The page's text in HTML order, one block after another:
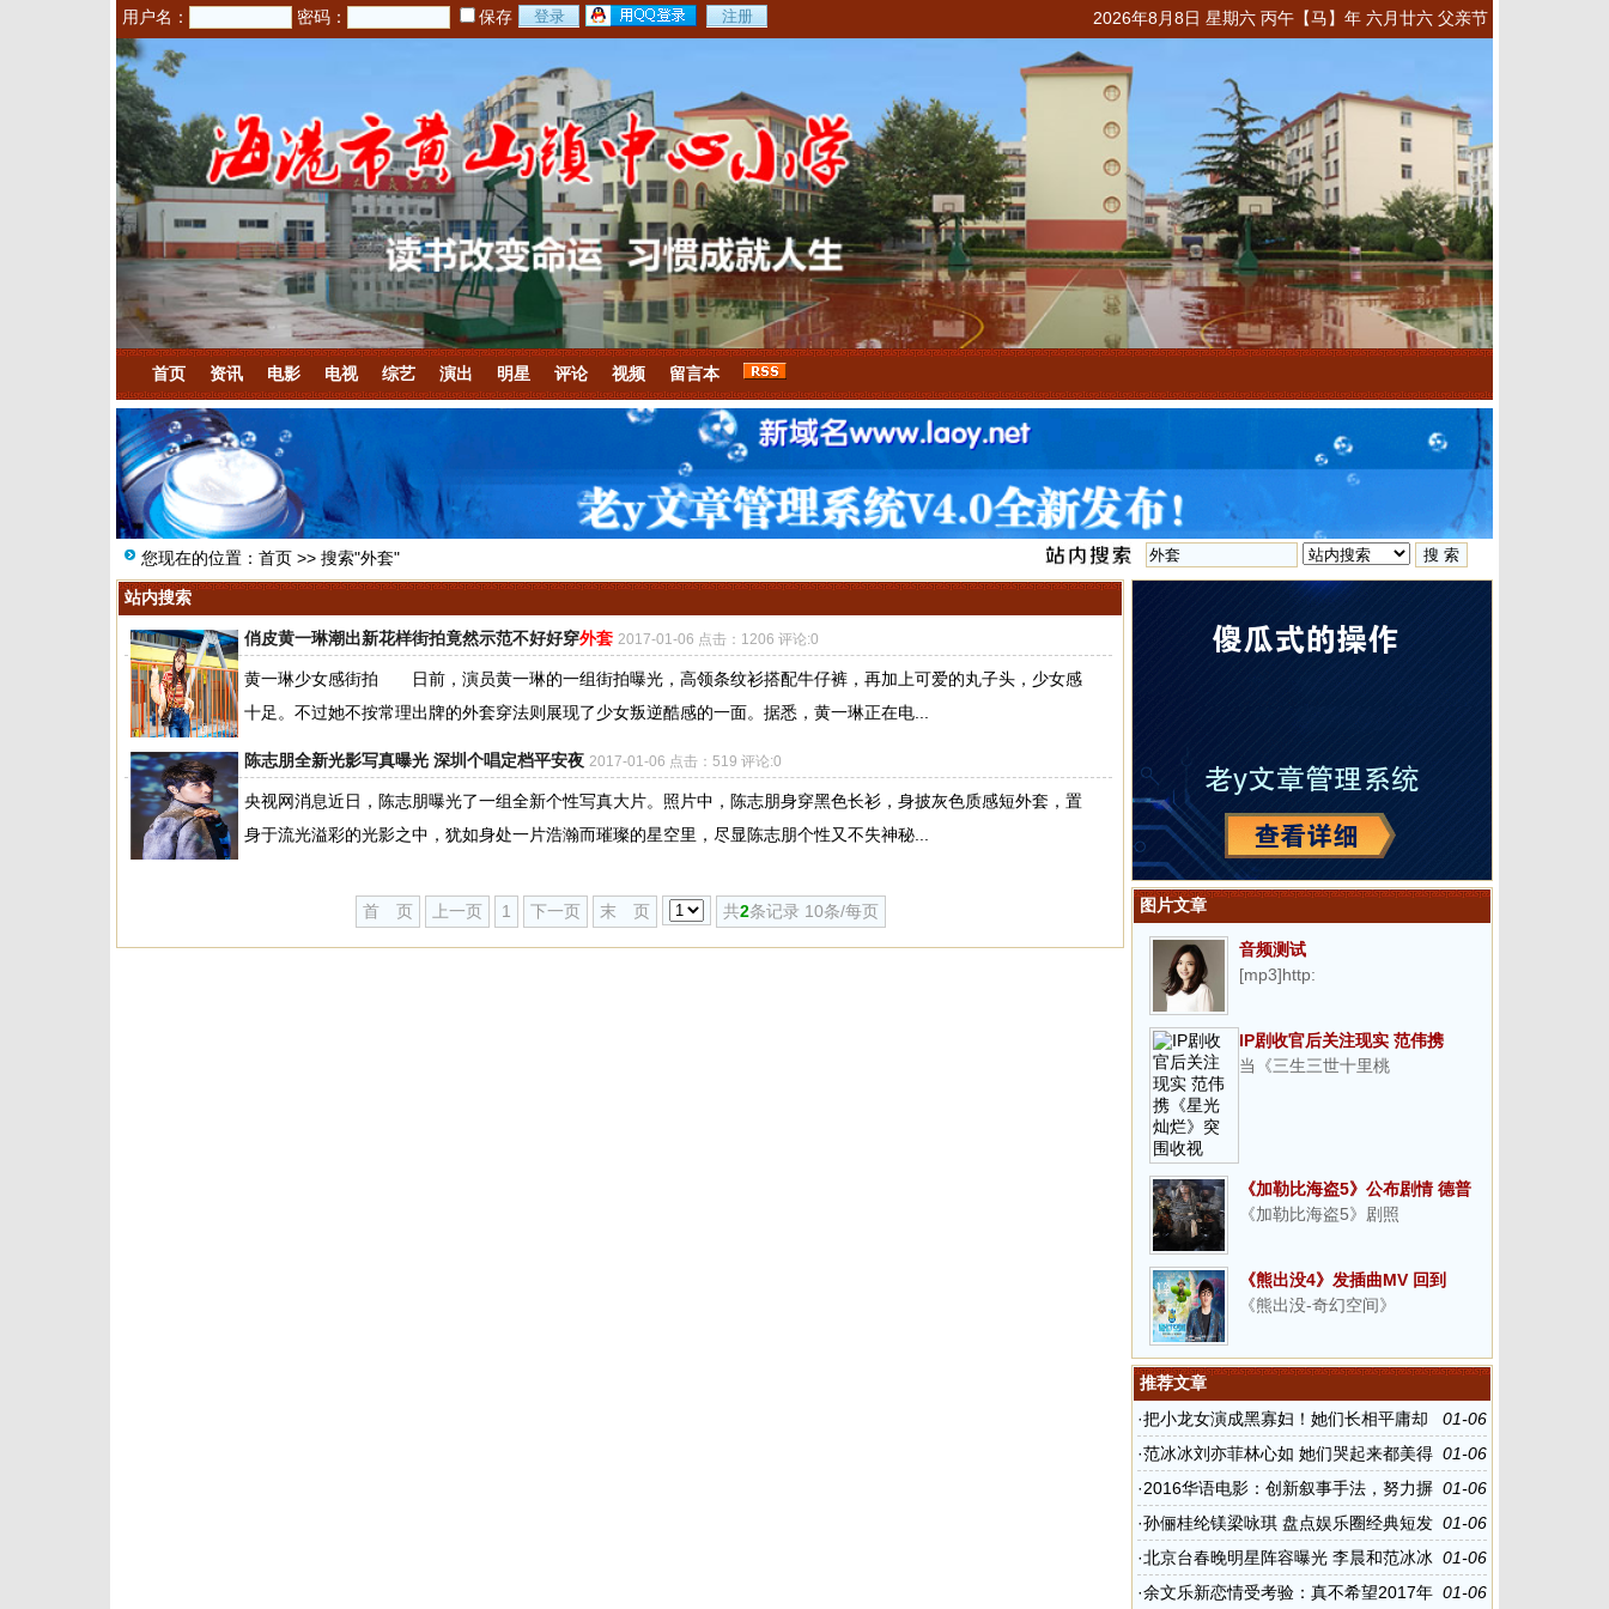
2026年8月8日 星期六 丙午【马】年 六月廿六 父亲节
用户名： 密码： 保存
首页 资讯 电影 电视 综艺 演出 明星 评论 视频 留言本
您现在的位置： 首页 >> 搜索"外套"
站内搜索
俏皮黄一琳潮出新花样街拍竟然示范不好好穿外套 2017-01-06 点击：1206 评论:0
黄一琳少女感街拍 日前，演员黄一琳的一组街拍曝光，高领条纹衫搭配牛仔裤，再加上可爱的丸子头，少女感
十足。不过她不按常理出牌的外套穿法则展现了少女叛逆酷感的一面。据悉，黄一琳正在电...
陈志朋全新光影写真曝光 深圳个唱定档平安夜 2017-01-06 点击：519 评论:0
央视网消息近日，陈志朋曝光了一组全新个性写真大片。照片中，陈志朋身穿黑色长衫，身披灰色质感短外套，置
身于流光溢彩的光影之中，犹如身处一片浩瀚而璀璨的星空里，尽显陈志朋个性又不失神秘...
首 页 上一页 1 下一页 末 页 共2条记录 10条/每页 图片文章
音频测试
[mp3]http:
IP剧收官后关注现实 范伟携
《星光灿烂》突围收视
当《三生三世十里桃
《加勒比海盗5》公布剧情 德普
重返冒险之旅
《加勒比海盗5》剧照
《熊出没4》发插曲MV 回到
与“熊”相伴的纯真岁月
《熊出没-奇幻空间》
推荐文章
01-06
·把小龙女演成黑寡妇！她们长相平庸却
硬要演绝世美女
01-06
·范冰冰刘亦菲林心如 她们哭起来都美得
让人心疼
01-06
·2016华语电影：创新叙事手法，努力摒
弃陈词滥调
01-06
·孙俪桂纶镁梁咏琪 盘点娱乐圈经典短发
女神
01-06
·北京台春晚明星阵容曝光 李晨和范冰冰
登台演出
01-06
·余文乐新恋情受考验：真不希望2017年